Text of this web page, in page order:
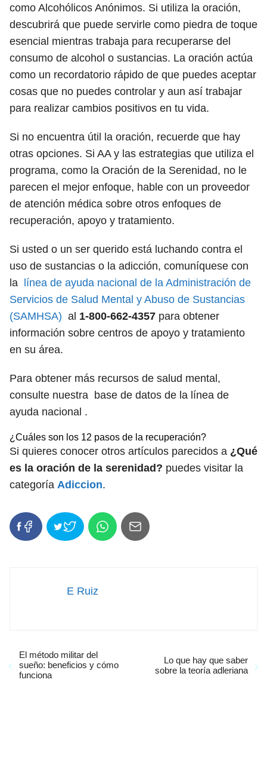
como Alcohólicos Anónimos. Si utiliza la oración,
descubrirá que puede servirle como piedra de toque
esencial mientras trabaja para recuperarse del
consumo de alcohol o sustancias. La oración actúa
como un recordatorio rápido de que puedes aceptar
cosas que no puedes controlar y aun así trabajar
para realizar cambios positivos en tu vida.
Si no encuentra útil la oración, recuerde que hay
otras opciones. Si AA y las estrategias que utiliza el
programa, como la Oración de la Serenidad, no le
parecen el mejor enfoque, hable con un proveedor
de atención médica sobre otros enfoques de
recuperación, apoyo y tratamiento.
Si usted o un ser querido está luchando contra el
uso de sustancias o la adicción, comuníquese con
la
línea de ayuda nacional de la Administración de
Servicios de Salud Mental y Abuso de Sustancias
(SAMHSA) al 1-800-662-4357 para obtener
información sobre centros de apoyo y tratamiento
en su área.
Para obtener más recursos de salud mental,
consulte nuestra base de datos de la línea de
ayuda nacional .
¿Cuáles son los 12 pasos de la recuperación?
Si quieres conocer otros artículos parecidos a ¿Qué
es la oración de la serenidad? puedes visitar la
categoría Adiccion.
E Ruiz
El método militar del
sueño: beneficios y cómo
funciona
Lo que hay que saber
sobre la teoría adleriana